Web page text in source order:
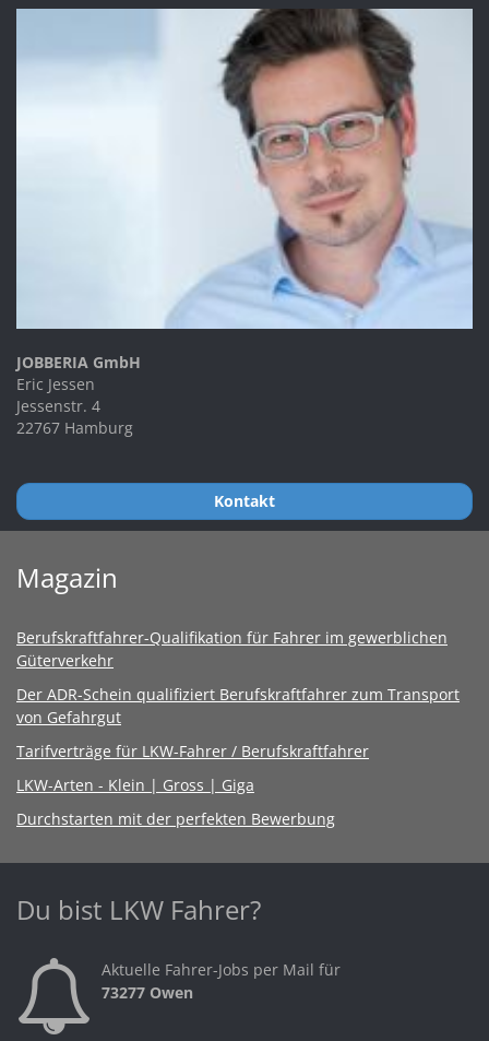
JOBBERIA GmbH
Eric Jessen
Jessenstr. 4
22767 Hamburg
Kontakt
Magazin
Berufskraftfahrer-Qualifikation für Fahrer im gewerblichen
Güterverkehr
Der ADR-Schein qualifiziert Berufskraftfahrer zum Transport
von Gefahrgut
Tarifverträge für LKW-Fahrer / Berufskraftfahrer
LKW-Arten - Klein | Gross | Giga
Durchstarten mit der perfekten Bewerbung
Du bist LKW Fahrer?
Aktuelle Fahrer-Jobs per Mail für
73277 Owen